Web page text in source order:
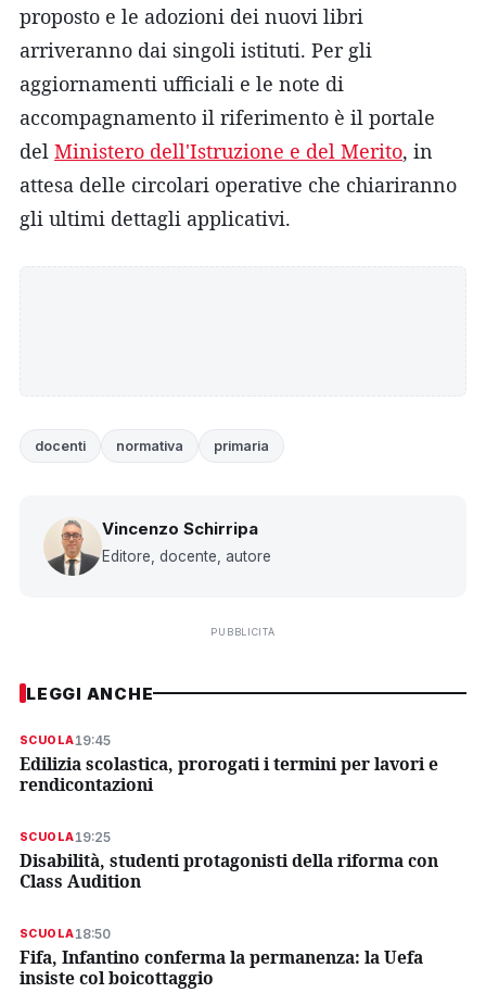
proposto e le adozioni dei nuovi libri
arriveranno dai singoli istituti. Per gli
aggiornamenti ufficiali e le note di
accompagnamento il riferimento è il portale
del Ministero dell'Istruzione e del Merito, in
attesa delle circolari operative che chiariranno
gli ultimi dettagli applicativi.
docenti normativa primaria
Vincenzo Schirripa
Editore, docente, autore
PUBBLICITÀ
LEGGI ANCHE
SCUOLA19:45
Edilizia scolastica, prorogati i termini per lavori e
rendicontazioni
SCUOLA19:25
Disabilità, studenti protagonisti della riforma con
Class Audition
SCUOLA18:50
Fifa, Infantino conferma la permanenza: la Uefa
insiste col boicottaggio